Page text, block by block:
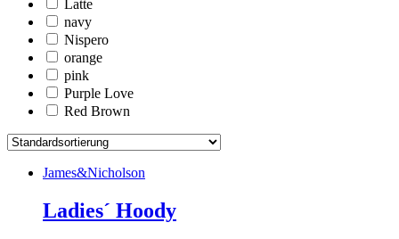
Latte
navy
Nispero
orange
pink
Purple Love
Red Brown
James&Nicholson
Ladies´ Hoody